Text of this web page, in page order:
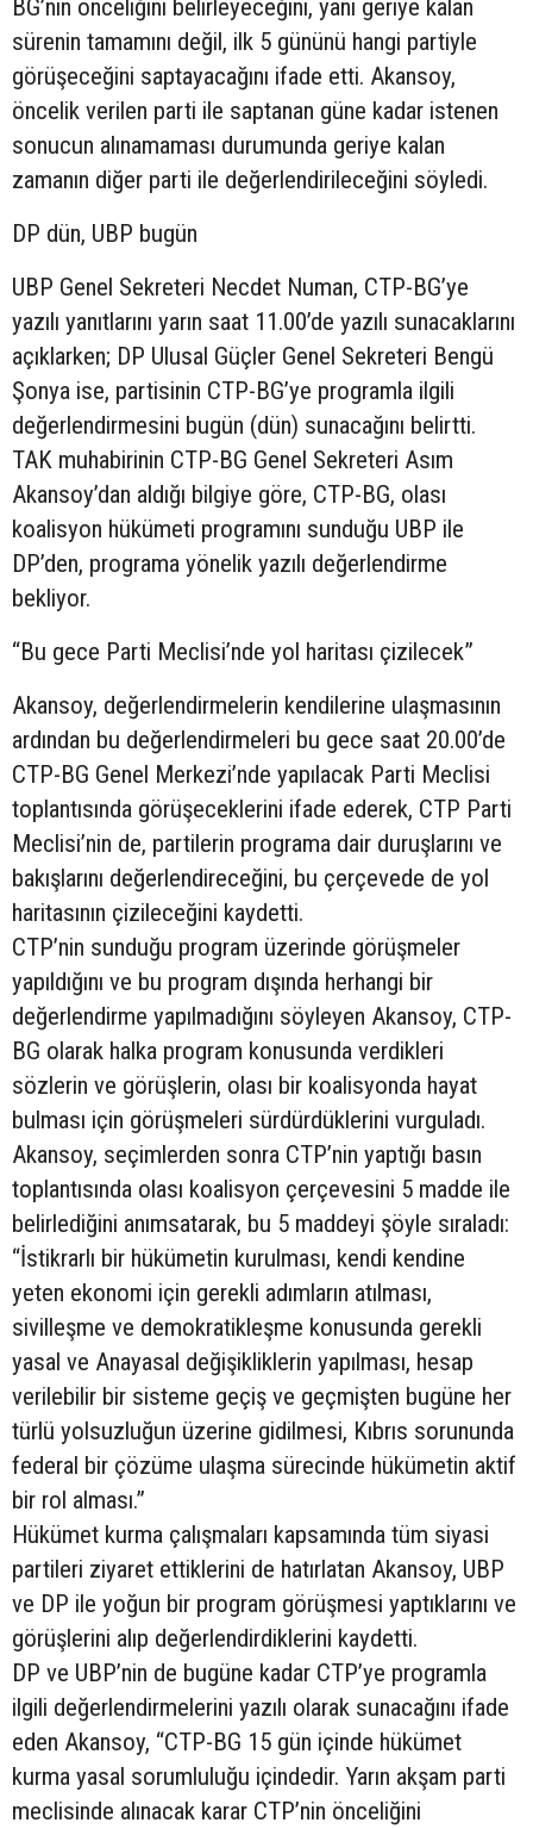
BG’nin önceliğini belirleyeceğini, yani geriye kalan
sürenin tamamını değil, ilk 5 gününü hangi partiyle
görüşeceğini saptayacağını ifade etti. Akansoy,
öncelik verilen parti ile saptanan güne kadar istenen
sonucun alınamaması durumunda geriye kalan
zamanın diğer parti ile değerlendirileceğini söyledi.
DP dün, UBP bugün
UBP Genel Sekreteri Necdet Numan, CTP-BG’ye
yazılı yanıtlarını yarın saat 11.00’de yazılı sunacaklarını
açıklarken; DP Ulusal Güçler Genel Sekreteri Bengü
Şonya ise, partisinin CTP-BG’ye programla ilgili
değerlendirmesini bugün (dün) sunacağını belirtti.
TAK muhabirinin CTP-BG Genel Sekreteri Asım
Akansoy’dan aldığı bilgiye göre, CTP-BG, olası
koalisyon hükümeti programını sunduğu UBP ile
DP’den, programa yönelik yazılı değerlendirme
bekliyor.
“Bu gece Parti Meclisi’nde yol haritası çizilecek”
Akansoy, değerlendirmelerin kendilerine ulaşmasının
ardından bu değerlendirmeleri bu gece saat 20.00’de
CTP-BG Genel Merkezi’nde yapılacak Parti Meclisi
toplantısında görüşeceklerini ifade ederek, CTP Parti
Meclisi’nin de, partilerin programa dair duruşlarını ve
bakışlarını değerlendireceğini, bu çerçevede de yol
haritasının çizileceğini kaydetti.
CTP’nin sunduğu program üzerinde görüşmeler
yapıldığını ve bu program dışında herhangi bir
değerlendirme yapılmadığını söyleyen Akansoy, CTP-
BG olarak halka program konusunda verdikleri
sözlerin ve görüşlerin, olası bir koalisyonda hayat
bulması için görüşmeleri sürdürdüklerini vurguladı.
Akansoy, seçimlerden sonra CTP’nin yaptığı basın
toplantısında olası koalisyon çerçevesini 5 madde ile
belirlediğini anımsatarak, bu 5 maddeyi şöyle sıraladı:
“İstikrarlı bir hükümetin kurulması, kendi kendine
yeten ekonomi için gerekli adımların atılması,
sivilleşme ve demokratikleşme konusunda gerekli
yasal ve Anayasal değişikliklerin yapılması, hesap
verilebilir bir sisteme geçiş ve geçmişten bugüne her
türlü yolsuzluğun üzerine gidilmesi, Kıbrıs sorununda
federal bir çözüme ulaşma sürecinde hükümetin aktif
bir rol alması.”
Hükümet kurma çalışmaları kapsamında tüm siyasi
partileri ziyaret ettiklerini de hatırlatan Akansoy, UBP
ve DP ile yoğun bir program görüşmesi yaptıklarını ve
görüşlerini alıp değerlendirdiklerini kaydetti.
DP ve UBP’nin de bugüne kadar CTP’ye programla
ilgili değerlendirmelerini yazılı olarak sunacağını ifade
eden Akansoy, “CTP-BG 15 gün içinde hükümet
kurma yasal sorumluluğu içindedir. Yarın akşam parti
meclisinde alınacak karar CTP’nin önceliğini